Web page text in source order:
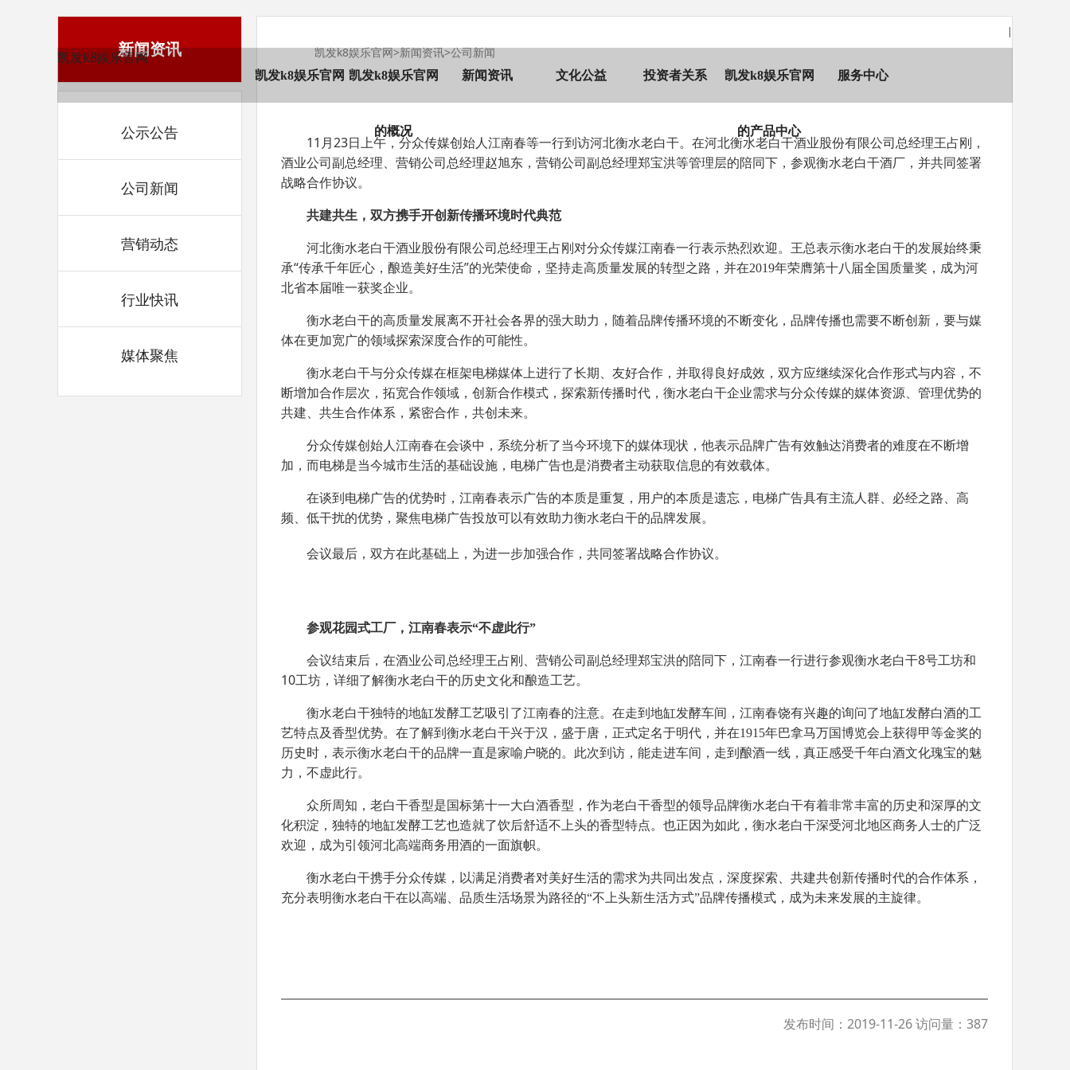
|
凯发k8娱乐官网
凯发k8娱乐官网 凯发k8娱乐官网
的概况
新闻资讯 文化公益 投资者关系 凯发k8娱乐官网
的产品中心
服务中心
新闻资讯
公示公告
公司新闻
营销动态
行业快讯
媒体聚焦
凯发k8娱乐官网>新闻资讯>公司新闻
11 月 23日上午，分众传媒创始人江南春等一行到访河北衡水老白干。在河北衡水老白干酒业股份有限公司总经理王占刚，
酒业公司副总经理、营销公司总经理赵旭东，营销公司副总经理郑宝洪等管理层的陪同下，参观衡水老白干酒厂，并共同签署
战略合作协议。
共建共生，双方携手开创新传播环境时代典范
河北衡水老白干酒业股份有限公司总经理王占刚对分众传媒江南春一行表示热烈欢迎。王总表示衡水老白干的发展始终秉
承“传承千年匠心，酿造美好生活”的光荣使命，坚持走高质量发展的转型之路，并在2019年荣膺第十八届全国质量奖，成为河
北省本届唯一获奖企业。
衡水老白干的高质量发展离不开社会各界的强大助力，随着品牌传播环境的不断变化，品牌传播也需要不断创新，要与媒
体在更加宽广的领域探索深度合作的可能性。
衡水老白干与分众传媒在框架电梯媒体上进行了长期、友好合作，并取得良好成效，双方应继续深化合作形式与内容，不
断增加合作层次，拓宽合作领域，创新合作模式，探索新传播时代，衡水老白干企业需求与分众传媒的媒体资源、管理优势的
共建、共生合作体系，紧密合作，共创未来。
分众传媒创始人江南春在会谈中，系统分析了当今环境下的媒体现状，他表示品牌广告有效触达消费者的难度在不断增
加，而电梯是当今城市生活的基础设施，电梯广告也是消费者主动获取信息的有效载体。
在谈到电梯广告的优势时，江南春表示广告的本质是重复，用户的本质是遗忘，电梯广告具有主流人群、必经之路、高
频、低干扰的优势，聚焦电梯广告投放可以有效助力衡水老白干的品牌发展。
会议最后，双方在此基础上，为进一步加强合作，共同签署战略合作协议。
参观花园式工厂，江南春表示“不虚此行”
会议结束后，在酒业公司总经理王占刚、营销公司副总经理郑宝洪的陪同下，江南春一行进行参观衡水老白干8号工坊和
10工坊，详细了解衡水老白干的历史文化和酿造工艺。
衡水老白干独特的地缸发酵工艺吸引了江南春的注意。在走到地缸发酵车间，江南春饶有兴趣的询问了地缸发酵白酒的工
艺特点及香型优势。在了解到衡水老白干兴于汉，盛于唐，正式定名于明代，并在1915年巴拿马万国博览会上获得甲等金奖的
历史时，表示衡水老白干的品牌一直是家喻户晓的。此次到访，能走进车间，走到酿酒一线，真正感受千年白酒文化瑰宝的魅
力，不虚此行。
众所周知，老白干香型是国标第十一大白酒香型，作为老白干香型的领导品牌衡水老白干有着非常丰富的历史和深厚的文
化积淀，独特的地缸发酵工艺也造就了饮后舒适不上头的香型特点。也正因为如此，衡水老白干深受河北地区商务人士的广泛
欢迎，成为引领河北高端商务用酒的一面旗帜。
衡水老白干携手分众传媒，以满足消费者对美好生活的需求为共同出发点，深度探索、共建共创新传播时代的合作体系，
充分表明衡水老白干在以高端、品质生活场景为路径的“不上头新生活方式”品牌传播模式，成为未来发展的主旋律。
发布时间：2019-11-26 访问量：387